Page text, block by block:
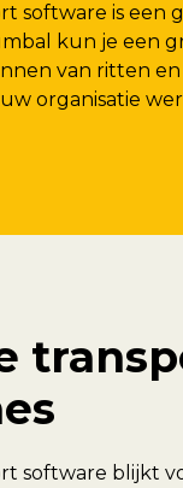
software is een
kun je een
van ritten
organisatie
software blijkt